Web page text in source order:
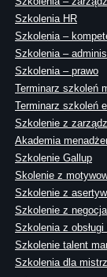
Szkolenia HR
Szkolenia –
Szkolenia –
Szkolenia – prawo
Terminarz szkoleń
Terminarz szkoleń
Szkolenie z
Akademia
Szkolenie Gallup
Skolenie z
Szkolenie z
Szkolenie z
Szkolenia z
Szkolenie talent
Szkolenia dla